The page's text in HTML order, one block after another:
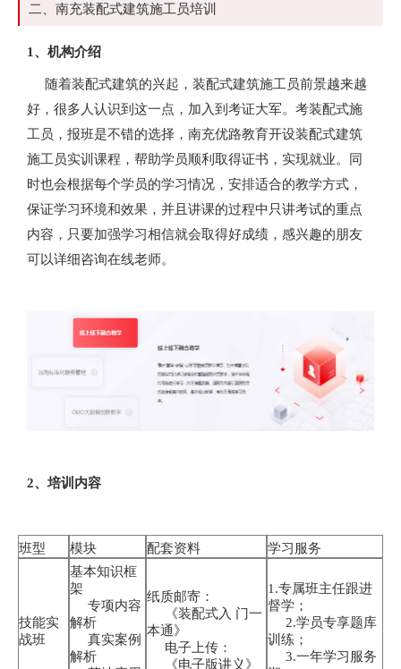
二、南充装配式建筑施工员培训
1、机构介绍
随着装配式建筑的兴起，装配式建筑施工员前景越来越
好，很多人认识到这一点，加入到考证大军。考装配式施
工员，报班是不错的选择，南充优路教育开设装配式建筑
施工员实训课程，帮助学员顺利取得证书，实现就业。同
时也会根据每个学员的学习情况，安排适合的教学方式，
保证学习环境和效果，并且讲课的过程中只讲考试的重点
内容，只要加强学习相信就会取得好成绩，感兴趣的朋友
可以详细咨询在线老师。
2、培训内容
班型 模块 配套资料 学习服务
技能实
战班
基本知识框
架
专项内容
解析
真实案例
解析
纸质邮寄：
《装配式入 门一
本通》
电子上传：
《电子版讲义》
1.专属班主任跟进
督学；
2.学员专享题库
训练；
3.一年学习服务